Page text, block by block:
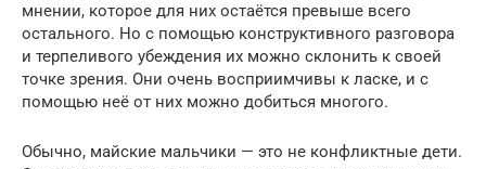
мнении, которое для них остаётся превыше всего
остального. Но с помощью конструктивного разговора
и терпеливого убеждения их можно склонить к своей
точке зрения. Они очень восприимчивы к ласке, и с
помощью неё от них можно добиться многого.
Обычно, майские мальчики — это не конфликтные дети.